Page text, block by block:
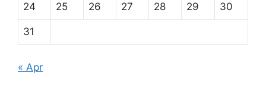
24 25 26 27 28 29 30
31
« Apr